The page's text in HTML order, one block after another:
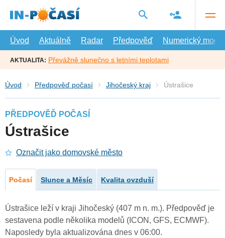
hlavní
Úvod
Aktuálně Radar Předpověď Numerický model
AKTUALITA: Převážně slunečno s letními teplotami
Úvod Předpověď počasí Jihočeský kraj Ústrašice
PŘEDPOVĚĎ POČASÍ
Ústrašice
Označit jako domovské město
Počasí Slunce a Měsíc Kvalita ovzduší
Ústrašice leží v kraji Jihočeský (407 m n. m.). Předpověď je
sestavena podle několika modelů (ICON, GFS, ECMWF).
Naposledy byla aktualizována dnes v 06:00.